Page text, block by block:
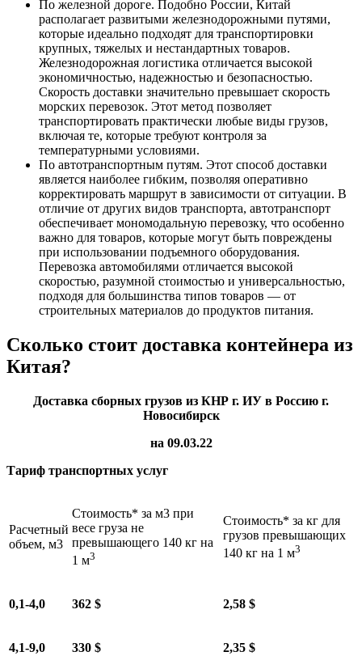
По железной дороге. Подобно России, Китай
располагает развитыми железнодорожными путями,
которые идеально подходят для транспортировки
крупных, тяжелых и нестандартных товаров.
Железнодорожная логистика отличается высокой
экономичностью, надежностью и безопасностью.
Скорость доставки значительно превышает скорость
морских перевозок. Этот метод позволяет
транспортировать практически любые виды грузов,
включая те, которые требуют контроля за
температурными условиями.
По автотранспортным путям. Этот способ доставки
является наиболее гибким, позволяя оперативно
корректировать маршрут в зависимости от ситуации. В
отличие от других видов транспорта, автотранспорт
обеспечивает мономодальную перевозку, что особенно
важно для товаров, которые могут быть повреждены
при использовании подъемного оборудования.
Перевозка автомобилями отличается высокой
скоростью, разумной стоимостью и универсальностью,
подходя для большинства типов товаров — от
строительных материалов до продуктов питания.
Сколько стоит доставка контейнера из
Китая?
Доставка сборных грузов из КНР г. ИУ в Россию г.
Новосибирск
на 09.03.22
Тариф транспортных услуг
Расчетный
объем, м3
Стоимость* за м3 при
весе груза не
превышающего 140 кг на
1 м3
Стоимость* за кг для
грузов превышающих
140 кг на 1 м3
0,1-4,0 362 $ 2,58 $
4,1-9,0 330 $ 2,35 $